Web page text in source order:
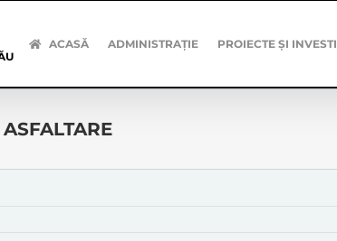
ACASĂ ADMINISTRAȚIE PROIECTE ȘI